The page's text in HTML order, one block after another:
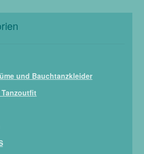
und Bauchtanzkleider